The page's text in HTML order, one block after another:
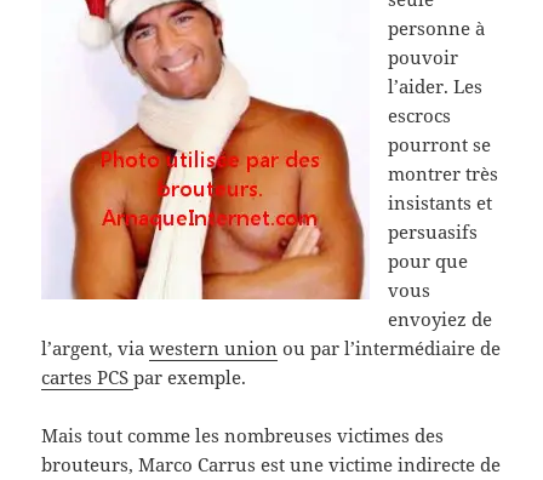
personne à
pouvoir
l’aider. Les
escrocs
pourront se
montrer très
insistants et
persuasifs
pour que
vous
envoyiez de
l’argent, viawestern union ou par l’intermédiaire de
cartes PCSpar exemple.
Mais tout comme les nombreuses victimes des
brouteurs, Marco Carrus est une victime indirecte de